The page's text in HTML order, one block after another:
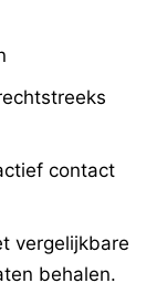
contact
vergelijkbare
behalen.